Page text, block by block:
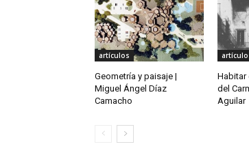
artículos
Geometría y paisaje |
Miguel Ángel Díaz
Camacho
Habitar
del
Aguilar